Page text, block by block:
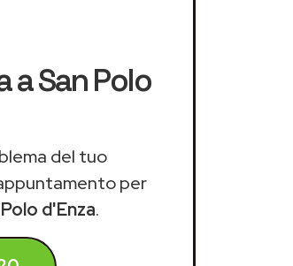
a San Polo
del tuo
per
d'Enza.